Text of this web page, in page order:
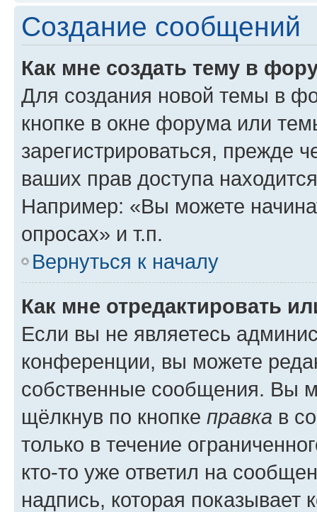
Создание сообщений
Как мне создать тему в
Для создания новой темы в
кнопке в окне форума или
зарегистрироваться, прежде
ваших прав доступа
Например: «Вы можете
опросах» и т.п.
Вернуться к началу
Как мне отредактировать
Если вы не являетесь
конференции, вы можете
собственные сообщения. Вы
щёлкнув по кнопке правка в
только в течение
кто-то уже ответил на
надпись, которая показывает